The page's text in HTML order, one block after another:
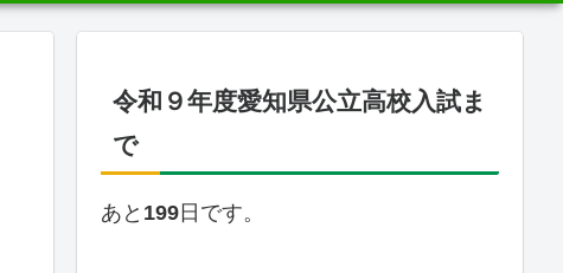
令和９年度愛知県公立高校入試ま
で
あと 199 日です。